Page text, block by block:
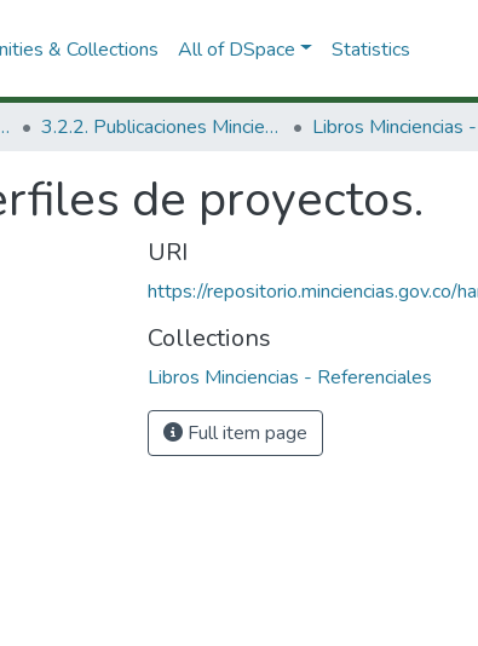
& Collections All of DSpace Statistics
y Tecnológica 3.2.2. Publicaciones Minciencias
de proyectos.
URI
https://
Collections
Libros Minciencias - Referenciales
Full item page